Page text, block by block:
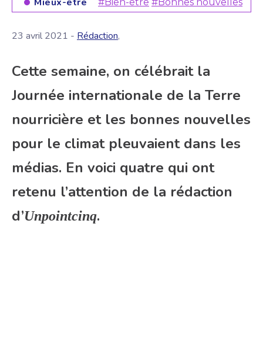
#Bien-être #Bonnes nouvelles
23 avril 2021 - Rédaction,
Cette semaine, on célébrait la
Journée internationale de la Terre
nourricière et les bonnes nouvelles
pour le climat pleuvaient dans les
médias. En voici quatre qui ont
retenu l’attention de la rédaction
d’Unpointcinq.